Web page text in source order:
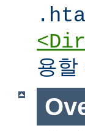
용할